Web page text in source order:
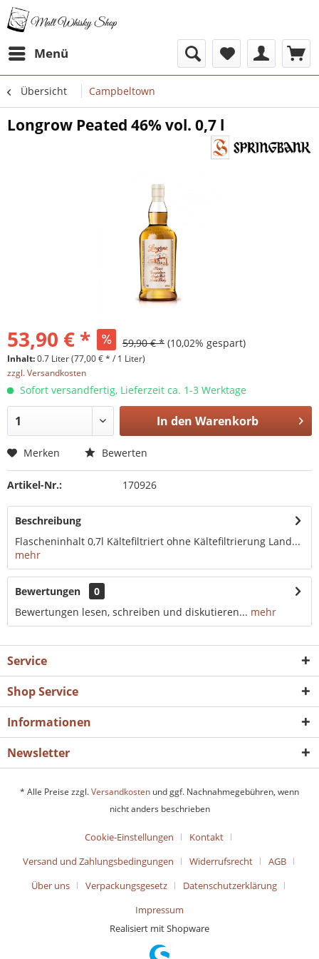
Menü
Übersicht Campbeltown
Longrow Peated 46% vol. 0,7 l
53,90 € * 59,90 € * (10,02% gespart)
Inhalt:0.7 Liter (77,00 € * / 1 Liter)
zzgl. Versandkosten
Sofort versandfertig, Lieferzeit ca. 1-3 Werktage
In den Warenkorb
Merken Bewerten
Artikel-Nr.: 170926
Beschreibung
Flascheninhalt 0,7l Kältefiltriert ohne Kältefiltrierung Land...
mehr
Bewertungen
0
Bewertungen lesen, schreiben und diskutieren... mehr
Service
Shop Service
Informationen
Newsletter
* Alle Preise zzgl.Versandkosten und ggf. Nachnahmegebühren, wenn
nicht anders beschrieben
Cookie-Einstellungen
Kontakt
Versand und Zahlungsbedingungen
Widerrufsrecht
AGB
Über uns
Verpackungsgesetz
Datenschutzerklärung
Impressum
Realisiert mit Shopware